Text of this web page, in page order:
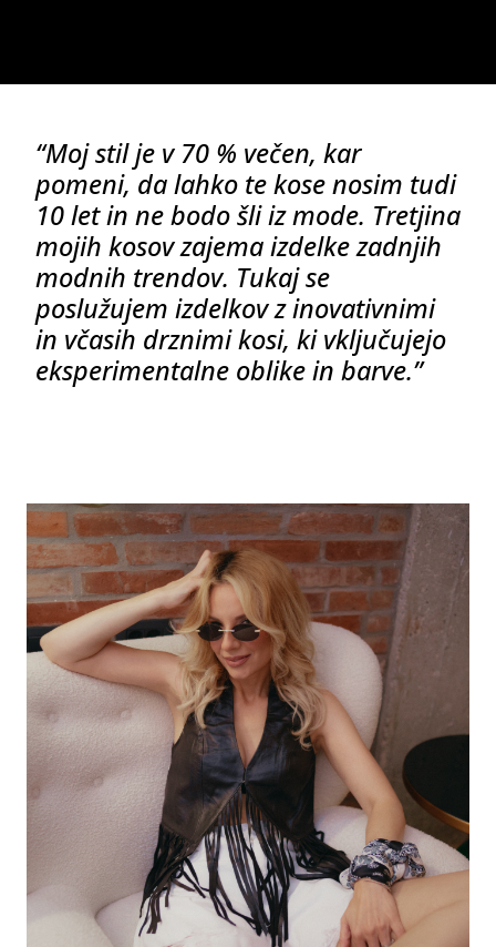
“Moj stil je v 70 % večen, kar
pomeni, da lahko te kose nosim tudi
10 let in ne bodo šli iz mode. Tretjina
mojih kosov zajema izdelke zadnjih
modnih trendov. Tukaj se
poslužujem izdelkov z inovativnimi
in včasih drznimi kosi, ki vključujejo
eksperimentalne oblike in barve.”